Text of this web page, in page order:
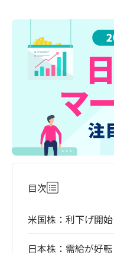
目次
米国株：利下げ開
日本株：需給が好